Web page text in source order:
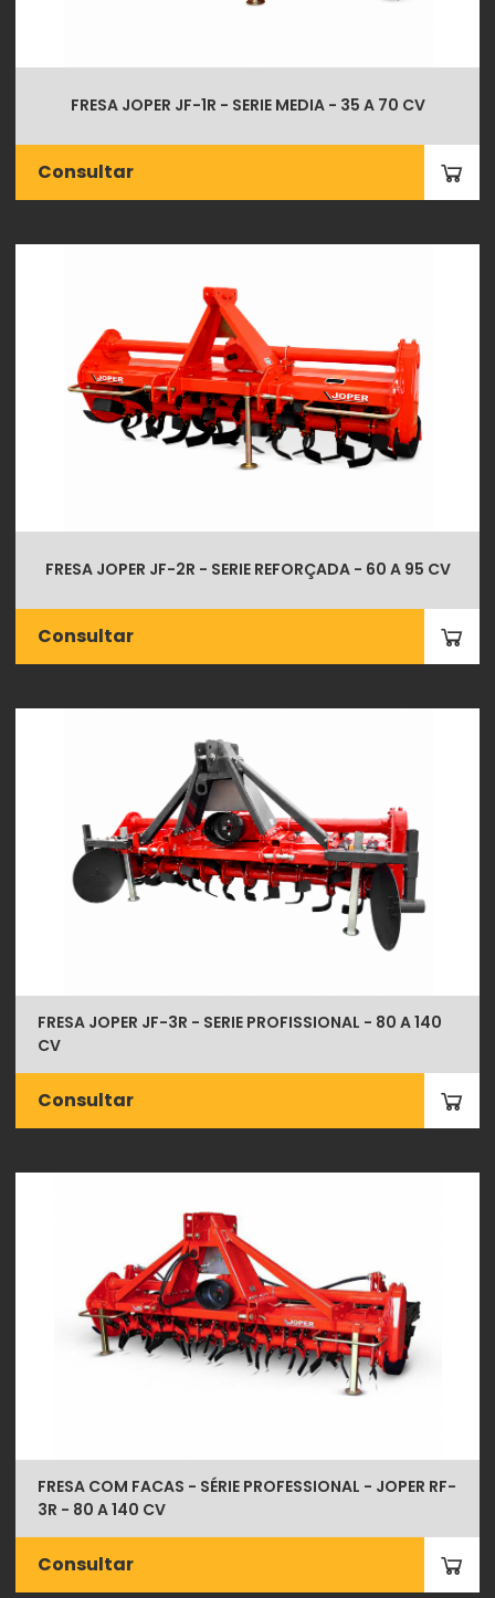
FRESA JOPER JF-1R - SERIE MEDIA - 35 A 70 CV
Consultar
FRESA JOPER JF-2R - SERIE REFORÇADA - 60 A 95 CV
Consultar
FRESA JOPER JF-3R - SERIE PROFISSIONAL - 80 A 140
CV
Consultar
FRESA COM FACAS - SÉRIE PROFESSIONAL - JOPER RF-
3R - 80 A 140 CV
Consultar